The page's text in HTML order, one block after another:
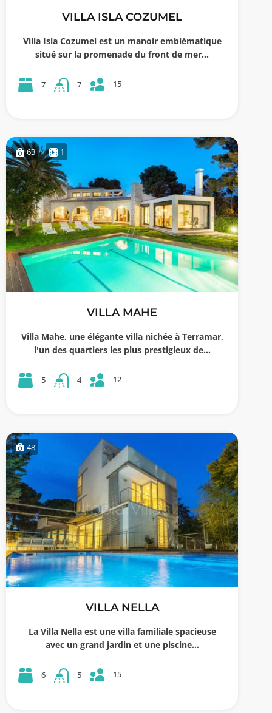
VILLA ISLA COZUMEL
Villa Isla Cozumel est un manoir emblématique
situé sur la promenade du front de mer…
7 7 15
63 1
VILLA MAHE
Villa Mahe, une élégante villa nichée à Terramar,
l'un des quartiers les plus prestigieux de…
5 4 12
48
VILLA NELLA
La Villa Nella est une villa familiale spacieuse
avec un grand jardin et une piscine…
6 5 15